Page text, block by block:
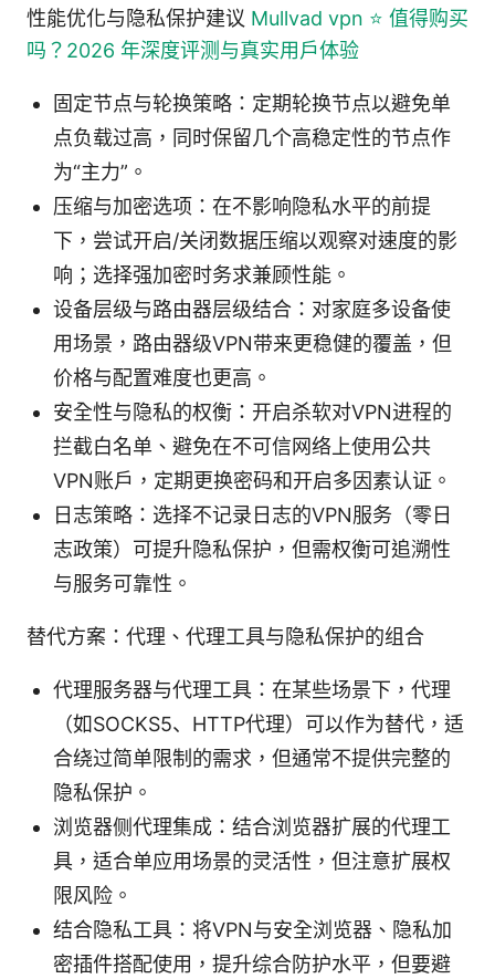
性能优化与隐私保护建议 Mullvad vpn ⭐ 值得购买
吗？2026 年深度评测与真实用户体验
固定节点与轮换策略：定期轮换节点以避免单
点负载过高，同时保留几个高稳定性的节点作
为“主力”。
压缩与加密选项：在不影响隐私水平的前提
下，尝试开启/关闭数据压缩以观察对速度的影
响；选择强加密时务求兼顾性能。
设备层级与路由器层级结合：对家庭多设备使
用场景，路由器级VPN带来更稳健的覆盖，但
价格与配置难度也更高。
安全性与隐私的权衡：开启杀软对VPN进程的
拦截白名单、避免在不可信网络上使用公共
VPN账户，定期更换密码和开启多因素认证。
日志策略：选择不记录日志的VPN服务（零日
志政策）可提升隐私保护，但需权衡可追溯性
与服务可靠性。
替代方案：代理、代理工具与隐私保护的组合
代理服务器与代理工具：在某些场景下，代理
（如SOCKS5、HTTP代理）可以作为替代，适
合绕过简单限制的需求，但通常不提供完整的
隐私保护。
浏览器侧代理集成：结合浏览器扩展的代理工
具，适合单应用场景的灵活性，但注意扩展权
限风险。
结合隐私工具：将VPN与安全浏览器、隐私加
密插件搭配使用，提升综合防护水平，但要避